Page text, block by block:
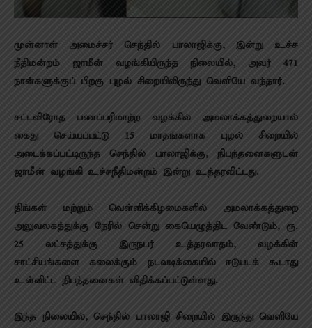
முன்னாள் அமைச்சர் செந்தில் பாலாஜிக்கு, இன்று உச்ச
நீதிமன்றம் ஜாமீன் வழங்கியிருந்த நிலையில், அவர் 471
நாள்களுக்குப் பிறகு புழல் சிறையிலிருந்து வெளியே வந்தார்.
சட்டவிரோத பணப்பரிமாற்ற வழக்கில் அமலாக்கத்துறையால்
கைது செய்யப்பட்டு 15 மாதங்களாக புழல் சிறையில்
அடைக்கப்பட்டிருந்த செந்தில் பாலாஜிக்கு, நிபந்தனைகளுடன்
ஜாமீன் வழங்கி உச்சநீதிமன்றம் இன்று உத்தரவிட்டது.
திங்கள் மற்றும் வெள்ளிக்கிழமைகளில் அமலாக்கத்துறை
அலுவலகத்துக்கு நேரில் சென்று கையெழுத்திட வேண்டும், ரூ.
25 லட்சத்துக்கு இருநபர் உத்தரவாதம், வழக்கின்
சாட்சியங்களை கலைக்கும் நடவடிக்கையில் ஈடுபடக் கூடாது
உள்ளிட்ட நிபந்தனைகள் விதிக்கப்பட்டுள்ளது.
இந்த நிலையில், செந்தில் பாலாஜி சிறையில் இருந்து வெளியே